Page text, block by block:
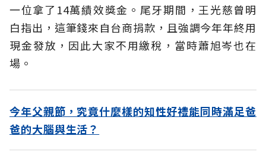
一位拿了14萬績效獎金。尾牙期間，王光慈曾明
白指出，這筆錢來自台商捐款，且強調今年年終用
現金發放，因此大家不用繳稅，當時蕭旭岑也在
場。
今年父親節，究竟什麼樣的知性好禮能同時滿足爸
爸的大腦與生活？